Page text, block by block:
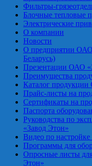
Фильтры-
Блочные тепловые
Электрические
О компании
Новости
О предприятии ОАО
Беларусь)
Презентации ОАО
Преимущества
Каталог
Прайс-листы на
Сертификаты на
Паспорта
Руководства по
«Завод Этон»
Видео по
Программы для
Опросные листы
Этон»